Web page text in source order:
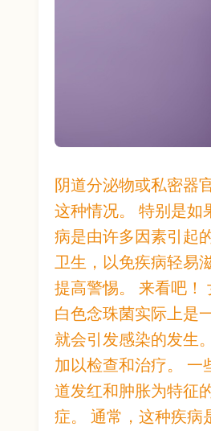
阴道分泌物或私密器
这种情况。 特别是如
病是由许多因素引起
卫生，以免疾病轻易
提高警惕。 来看吧！
白色念珠菌实际上是
就会引发感染的发生
加以检查和治疗。 一
道发红和肿胀为特征
症。 通常，这种疾病